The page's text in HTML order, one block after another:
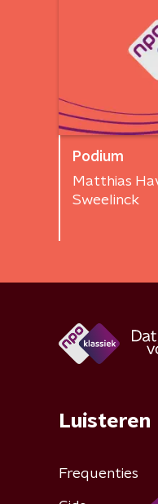
Podium
Matthias
Sweelinck
Luisteren
Frequenties